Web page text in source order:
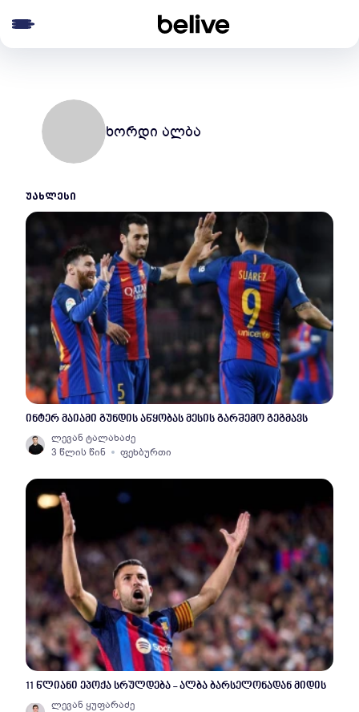
ხორდი ალბა
ᲣᲐᲮᲚᲔᲡᲘ
ინტერ მაიამი გუნდის აწყობას მესის გარშემო გეგმავს
ლევან ტალახაძე
3 წლის წინ
ფეხბურთი
11 წლიანი ეპოქა სრულდება - ალბა ბარსელონადან მიდის
ლევან ყუფარაძე